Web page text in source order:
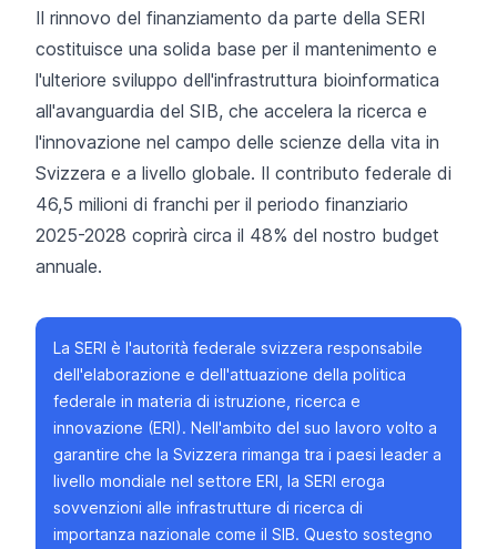
Il rinnovo del finanziamento da parte della SERI
costituisce una solida base per il mantenimento e
l'ulteriore sviluppo dell'infrastruttura bioinformatica
all'avanguardia del SIB, che accelera la ricerca e
l'innovazione nel campo delle scienze della vita in
Svizzera e a livello globale. Il contributo federale di
46,5 milioni di franchi per il periodo finanziario
2025-2028 coprirà circa il 48% del nostro budget
annuale.
La SERI è l'autorità federale svizzera responsabile
dell'elaborazione e dell'attuazione della politica
federale in materia di istruzione, ricerca e
innovazione (ERI). Nell'ambito del suo lavoro volto a
garantire che la Svizzera rimanga tra i paesi leader a
livello mondiale nel settore ERI, la SERI eroga
sovvenzioni alle infrastrutture di ricerca di
importanza nazionale come il SIB. Questo sostegno